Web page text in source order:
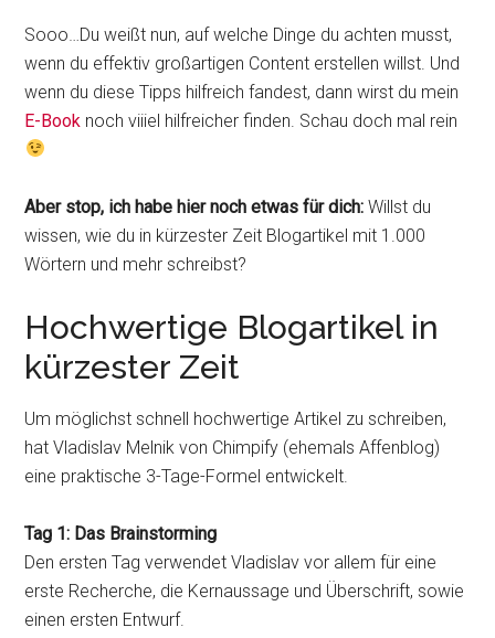
Sooo…Du weißt nun, auf welche Dinge du achten musst,
wenn du effektiv großartigen Content erstellen willst. Und
wenn du diese Tipps hilfreich fandest, dann wirst du mein
E-Book noch viiiel hilfreicher finden. Schau doch mal rein
Aber stop, ich habe hier noch etwas für dich: Willst du
wissen, wie du in kürzester Zeit Blogartikel mit 1.000
Wörtern und mehr schreibst?
Hochwertige Blogartikel in
kürzester Zeit
Um möglichst schnell hochwertige Artikel zu schreiben,
hat Vladislav Melnik von Chimpify (ehemals Affenblog)
eine praktische 3-Tage-Formel entwickelt.
Tag 1: Das Brainstorming
Den ersten Tag verwendet Vladislav vor allem für eine
erste Recherche, die Kernaussage und Überschrift, sowie
einen ersten Entwurf.